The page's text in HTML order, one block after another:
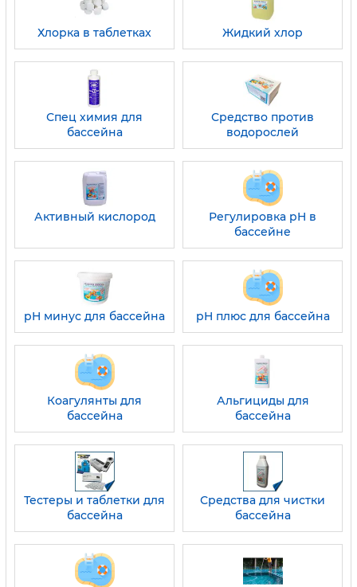
Хлорка в таблетках Жидкий хлор
Спец химия для
бассейна
Средство против
водорослей
Активный кислород
Регулировка pH в
бассейне
pH минус для бассейна pH плюс для бассейна
Коагулянты для
бассейна
Альгициды для
бассейна
Тестеры и таблетки для
бассейна
Средства для чистки
бассейна